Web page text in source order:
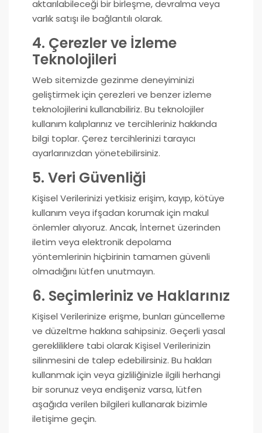
aktarılabileceği bir birleşme, devralma veya
varlık satışı ile bağlantılı olarak.
4. Çerezler ve İzleme
Teknolojileri
Web sitemizde gezinme deneyiminizi
geliştirmek için çerezleri ve benzer izleme
teknolojilerini kullanabiliriz. Bu teknolojiler
kullanım kalıplarınız ve tercihleriniz hakkında
bilgi toplar. Çerez tercihlerinizi tarayıcı
ayarlarınızdan yönetebilirsiniz.
5. Veri Güvenliği
Kişisel Verilerinizi yetkisiz erişim, kayıp, kötüye
kullanım veya ifşadan korumak için makul
önlemler alıyoruz. Ancak, İnternet üzerinden
iletim veya elektronik depolama
yöntemlerinin hiçbirinin tamamen güvenli
olmadığını lütfen unutmayın.
6. Seçimleriniz ve Haklarınız
Kişisel Verilerinize erişme, bunları güncelleme
ve düzeltme hakkına sahipsiniz. Geçerli yasal
gerekliliklere tabi olarak Kişisel Verilerinizin
silinmesini de talep edebilirsiniz. Bu hakları
kullanmak için veya gizliliğinizle ilgili herhangi
bir sorunuz veya endişeniz varsa, lütfen
aşağıda verilen bilgileri kullanarak bizimle
iletişime geçin.